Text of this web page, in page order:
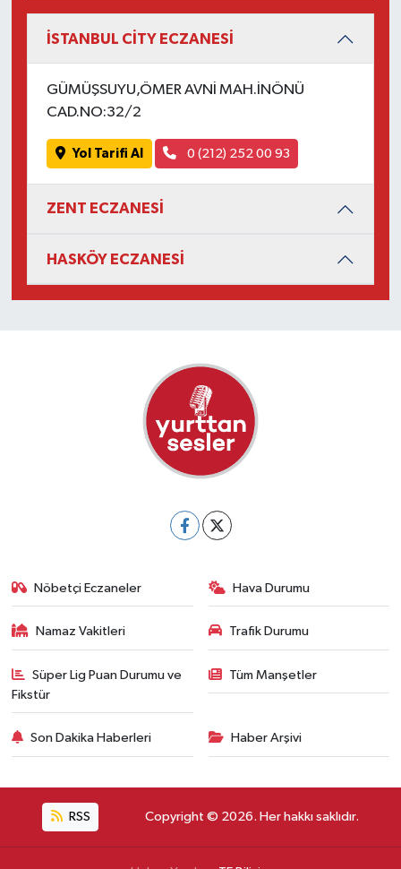
İSTANBUL CİTY ECZANESİ
GÜMÜŞSUYU,ÖMER AVNİ MAH.İNÖNÜ
CAD.NO:32/2
Yol Tarifi Al 0 (212) 252 00 93
ZENT ECZANESİ
HASKÖY ECZANESİ
Nöbetçi Eczaneler Hava Durumu
Namaz Vakitleri Trafik Durumu
Süper Lig Puan Durumu ve
Fikstür
Tüm Manşetler
Son Dakika Haberleri Haber Arşivi
RSS Copyright © 2026. Her hakkı saklıdır.